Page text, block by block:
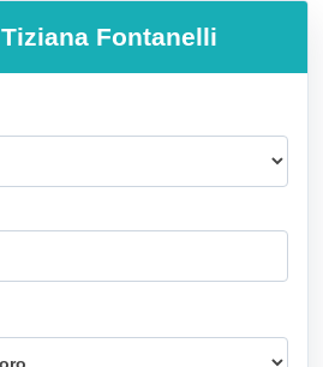
Tiziana Fontanelli